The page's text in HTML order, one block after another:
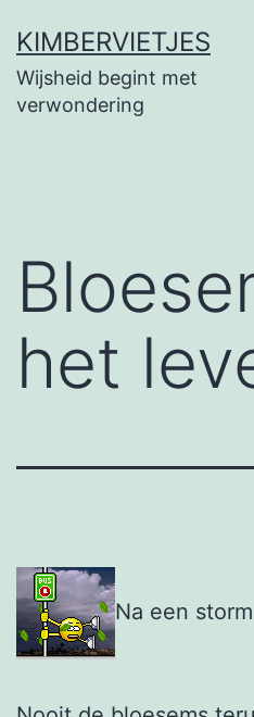
naar
de
KIMBERVIETJES
Wijsheid begint met
verwondering
het
Na een